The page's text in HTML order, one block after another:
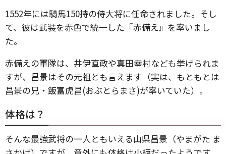
1552年には騎馬150持の侍大将に任命されました。そし
て、彼は武装を赤色で統一した『赤備え』を率いまし
た。
赤備えの軍隊は、井伊直政や真田幸村なども挙げられま
すが、昌景はその元祖とも言えます（実は、もともとは
昌景の兄・飯富虎昌(おぶとらまさ)が率いていた）。
体格は？
そんな最強武将の一人ともいえる山県昌景（やまがた ま